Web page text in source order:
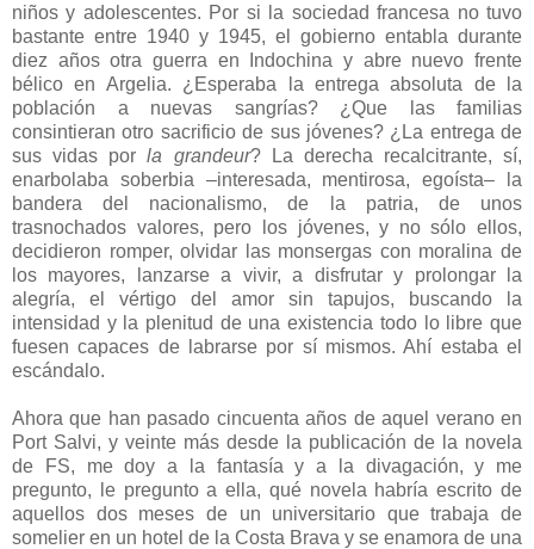
niños y adolescentes. Por si la sociedad francesa no tuvo
bastante entre 1940 y 1945, el gobierno entabla durante
diez años otra guerra en Indochina y abre nuevo frente
bélico en Argelia. ¿Esperaba la entrega absoluta de la
población a nuevas sangrías? ¿Que las familias
consintieran otro sacrificio de sus jóvenes? ¿La entrega de
sus vidas porla grandeur? La derecha recalcitrante, sí,
enarbolaba soberbia –interesada, mentirosa, egoísta– la
bandera del nacionalismo, de la patria, de unos
trasnochados valores, pero los jóvenes, y no sólo ellos,
decidieron romper, olvidar las monsergas con moralina de
los mayores, lanzarse a vivir, a disfrutar y prolongar la
alegría, el vértigo del amor sin tapujos, buscando la
intensidad y la plenitud de una existencia todo lo libre que
fuesen capaces de labrarse por sí mismos. Ahí estaba el
escándalo.
Ahora que han pasado cincuenta años de aquel verano en
Port Salvi, y veinte más desde la publicación de la novela
de FS, me doy a la fantasía y a la divagación, y me
pregunto, le pregunto a ella, qué novela habría escrito de
aquellos dos meses de un universitario que trabaja de
somelier en un hotel de la Costa Brava y se enamora de una